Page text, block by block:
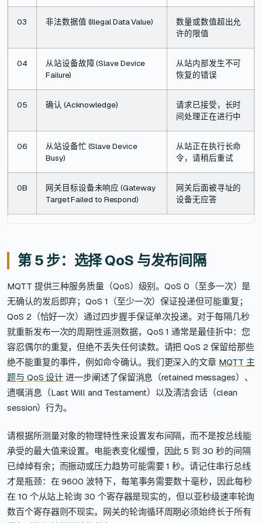
03 非法数据值 (Illegal Data Value)
数量或数值超出允
许的限值
04
从站设备故障 (Slave Device
Failure)
从站内部发生不可
恢复的错误
05 确认 (Acknowledge)
请求已接受，长时
间处理正在进行中
06
从站设备忙 (Slave Device
Busy)
从站正在执行长命
令，请稍后重试
0B
网关目标设备未响应 (Gateway
Target Failed to Respond)
网关后面被寻址的
设备无应答
第 5 步：选择 QoS 与发布间隔
MQTT 提供三种服务质量（QoS）级别。QoS 0（至多一次）是
无确认的发后即弃；QoS 1（至少一次）保证投递但可能重复；
QoS 2（恰好一次）通过四步握手保证单次投递。对于每隔几秒
就重新发布一次的周期性遥测数据，QoS 1 通常是最佳折中：您
容忍偶尔的重复，但绝不丢失任何读数。请把 QoS 2 保留给那些
绝不能重复的事件，例如命令确认。我们更深入的文章 MQTT 主
题与 QoS 设计 进一步阐述了保留消息（retained messages）、
遗嘱消息（Last Will and Testament）以及清洁会话（clean
session）行为。
请根据所测量对象的物理特性来设置发布间隔，而不是按总线能
承受的最大值来设置。电能表变化缓慢，因此 5 到 30 秒的间隔
已绰绰有余；而振动或压力趋势可能需要 1 秒。请记住串行总线
才是瓶颈：在 9600 波特下，每笔事务需要数十毫秒，因此每秒
在 10 个从站上轮询 30 个寄存器是现实的，但以亚秒级速率轮询
数百个寄存器则不现实。网关的轮询循环周期必须始终长于所有